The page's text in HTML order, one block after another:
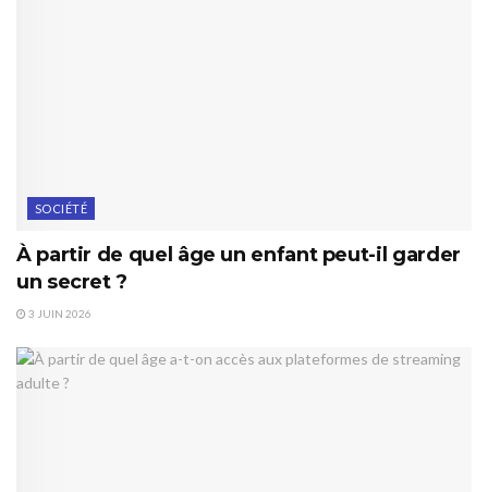
SOCIÉTÉ
À partir de quel âge un enfant peut-il garder
un secret ?
3 JUIN 2026